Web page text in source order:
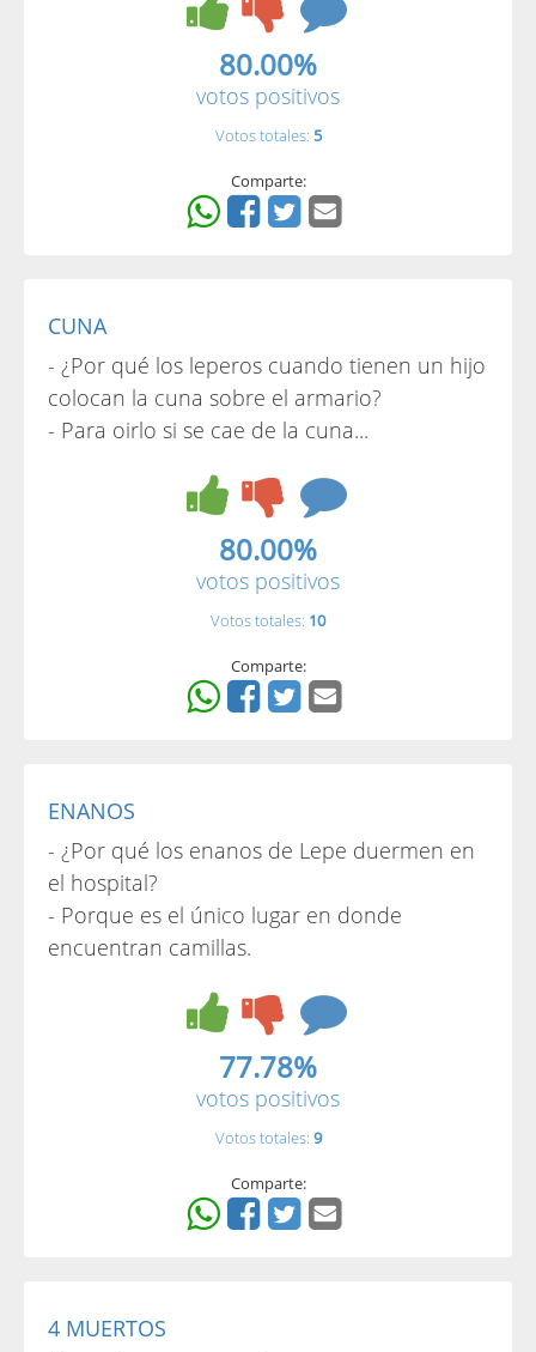
80.00%
votos positivos
Votos totales: 5
Comparte:
CUNA
- ¿Por qué los leperos cuando tienen un hijo
colocan la cuna sobre el armario?
- Para oirlo si se cae de la cuna...
80.00%
votos positivos
Votos totales: 10
Comparte:
ENANOS
- ¿Por qué los enanos de Lepe duermen en
el hospital?
- Porque es el único lugar en donde
encuentran camillas.
77.78%
votos positivos
Votos totales: 9
Comparte:
4 MUERTOS